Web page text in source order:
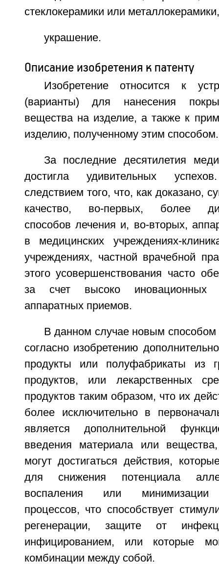
стеклокерамики или металлокерамики,
украшение.
Описание изобретения к патенту
Изобретение относится к
(варианты) для нанесения
вещества на изделие, а также к
изделию, полученному этим способом.
За последние десятилетия
достигла удивительных
следствием того, что, как доказано,
качество, во-первых, более
способов лечения и, во-вторых,
в медицинских учреждениях-
учреждениях, частной врачебной
этого усовершенствования часто
за счет высоко иновационных
аппаратных приемов.
В данном случае новым способом
согласно изобретению
продукты или полуфабрикаты из
продуктов, или лекарственных
продуктов таким образом, что их
более исключительно в
является дополнительной
введения материала или
могут достигаться действия,
для снижения потенциала
воспаления или минимизации
процессов, что способствует
регенерации, защите от
инфицированием, или которые
комбинации между собой.